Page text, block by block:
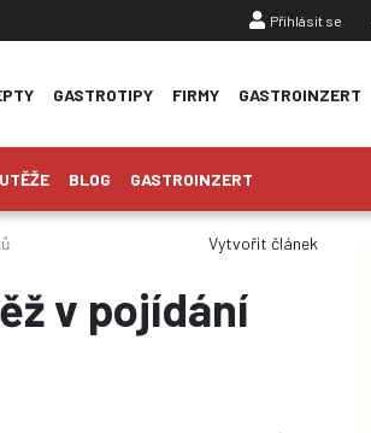
Přihlásit se
GASTROTIPY FIRMY GASTROINZERT
BLOG GASTROINZERT
Vytvořit článek
v pojídání